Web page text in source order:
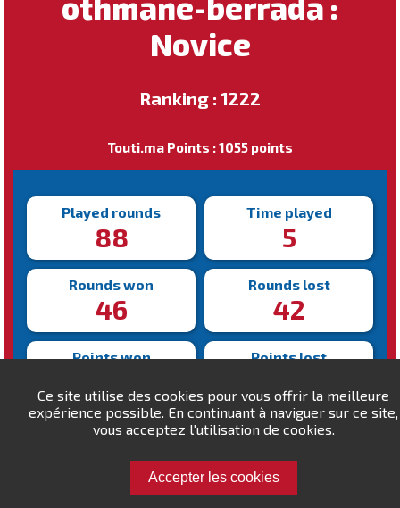
Ce site utilise des cookies pour vous offrir la meilleure
expérience possible. En continuant à naviguer sur ce site,
vous acceptez l'utilisation de cookies.
Accepter les cookies
othmane-berrada :
Novice
Ranking : 1222
Touti.ma Points : 1055 points
Played rounds
88
Time played
5
Rounds won
46
Rounds lost
42
Points won Points lost
Fastest victory
127s
Slowest victory
312s